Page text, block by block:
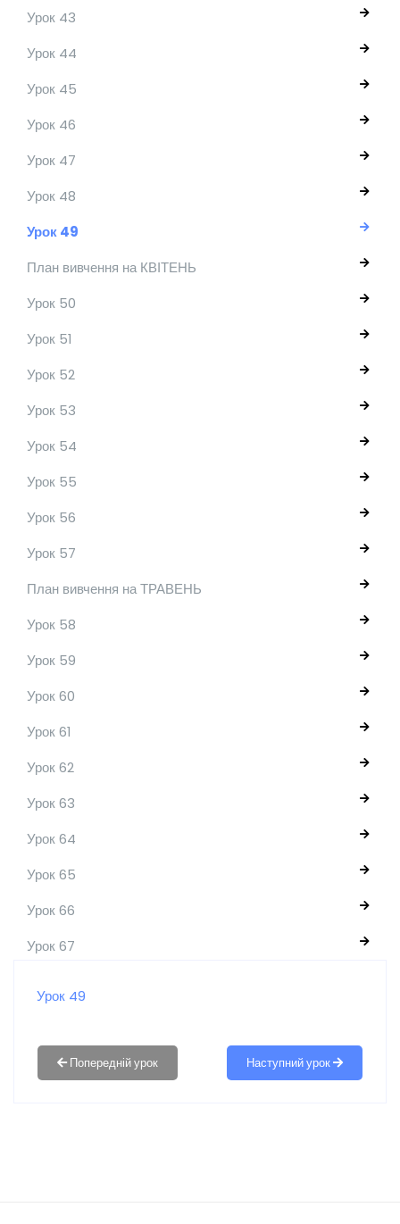
Урок 43
Урок 44
Урок 45
Урок 46
Урок 47
Урок 48
Урок 49
План вивчення на КВІТЕНЬ
Урок 50
Урок 51
Урок 52
Урок 53
Урок 54
Урок 55
Урок 56
Урок 57
План вивчення на ТРАВЕНЬ
Урок 58
Урок 59
Урок 60
Урок 61
Урок 62
Урок 63
Урок 64
Урок 65
Урок 66
Урок 67
Урок 49
Наступний урок